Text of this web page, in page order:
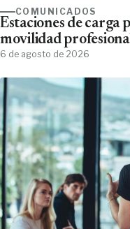
COMUNICADOS
Estaciones de carga
movilidad
6 de agosto de 2026